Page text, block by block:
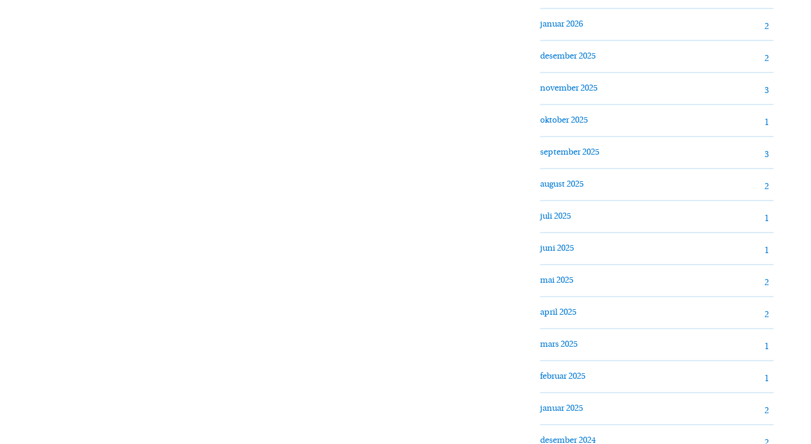
januar 2026 2
desember 2025 2
november 2025 3
oktober 2025 1
september 2025 3
august 2025 2
juli 2025 1
juni 2025 1
mai 2025 2
april 2025 2
mars 2025 1
februar 2025 1
januar 2025 2
desember 2024